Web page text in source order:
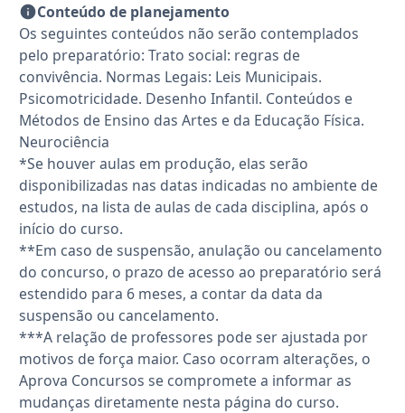
Conteúdo de planejamento
Os seguintes conteúdos não serão contemplados
pelo preparatório: Trato social: regras de
convivência. Normas Legais: Leis Municipais.
Psicomotricidade. Desenho Infantil. Conteúdos e
Métodos de Ensino das Artes e da Educação Física.
Neurociência
*Se houver aulas em produção, elas serão
disponibilizadas nas datas indicadas no ambiente de
estudos, na lista de aulas de cada disciplina, após o
início do curso.
**Em caso de suspensão, anulação ou cancelamento
do concurso, o prazo de acesso ao preparatório será
estendido para 6 meses, a contar da data da
suspensão ou cancelamento.
***A relação de professores pode ser ajustada por
motivos de força maior. Caso ocorram alterações, o
Aprova Concursos se compromete a informar as
mudanças diretamente nesta página do curso.